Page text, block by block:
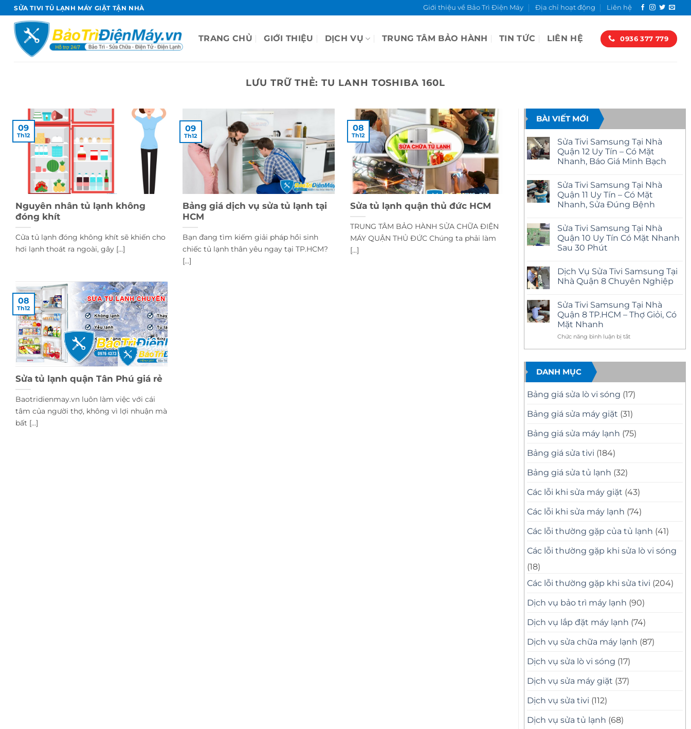
qua
dung
SỬA TIVI TỦ LẠNH MÁY GIẶT TẬN NHÀ Giới thiệu về Bảo Trì Điện Máy Địa chỉ hoạt động Liên hệ
TRANG CHỦ GIỚI THIỆU DỊCH VỤ TRUNG TÂM BẢO HÀNH TIN TỨC LIÊN HỆ 0936 377 779
LƯU TRỮ THẺ:TU LANH TOSHIBA 160L
Nguyên nhân tủ lạnh không
đóng khít
Cửa tủ lạnh đóng không khít sẽ khiến cho
hơi lạnh thoát ra ngoài, gây [...]
09
Th12
Bảng giá dịch vụ sửa tủ lạnh tại
HCM
Bạn đang tìm kiếm giải pháp hồi sinh
chiếc tủ lạnh thân yêu ngay tại TP.HCM?
[...]
09
Th12
Sửa tủ lạnh quận thủ đức HCM
TRUNG TÂM BẢO HÀNH SỬA CHỮA ĐIỆN
MÁY QUẬN THỦ ĐỨC Chúng ta phải làm
[...]
08
Th12
Sửa tủ lạnh quận Tân Phú giá rẻ
Baotridienmay.vn luôn làm việc với cái
tâm của người thợ, không vì lợi nhuận mà
bất [...]
08
Th12
BÀI VIẾT MỚI
Sửa Tivi Samsung Tại Nhà
Quận 12 Uy Tín – Có Mặt
Nhanh, Báo Giá Minh Bạch
bình
luận
ở
Sửa
Tại
Nhà
Quận
12
Uy
Có
Mặt
Nhanh,
Minh
Bạch
Sửa Tivi Samsung Tại Nhà
Quận 11 Uy Tín – Có Mặt
Nhanh, Sửa Đúng Bệnh
bình
luận
ở
Sửa
Tại
Nhà
Quận
Tín
–
Có
Mặt
Nhanh,
Sửa
Bệnh
Sửa Tivi Samsung Tại Nhà
Quận 10 Uy Tín Có Mặt Nhanh
Sau 30 Phút
bình
luận
ở
Samsung
Tại
Nhà
Quận
Uy
Có
Sau
Dịch Vụ Sửa Tivi Samsung Tại
Nhà Quận 8 Chuyên Nghiệp
bình
luận
ở
Dịch
Sửa
Samsung
Quận
Nghiệp
Sửa Tivi Samsung Tại Nhà
Quận 8 TP.HCM – Thợ Giỏi, Có
Mặt Nhanh
Chức năng bình luận bị tắtở
Samsung
8
–
Giỏi,
DANH MỤC
Bảng giá sửa lò vi sóng (17)
Bảng giá sửa máy giặt (31)
Bảng giá sửa máy lạnh (75)
Bảng giá sửa tivi (184)
Bảng giá sửa tủ lạnh (32)
Các lỗi khi sửa máy giặt (43)
Các lỗi khi sửa máy lạnh (74)
Các lỗi thường gặp của tủ lạnh (41)
Các lỗi thường gặp khi sửa lò vi sóng
(18)
Các lỗi thường gặp khi sửa tivi (204)
Dịch vụ bảo trì máy lạnh (90)
Dịch vụ lắp đặt máy lạnh (74)
Dịch vụ sửa chữa máy lạnh (87)
Dịch vụ sửa lò vi sóng (17)
Dịch vụ sửa máy giặt (37)
Dịch vụ sửa tivi (112)
Dịch vụ sửa tủ lạnh (68)